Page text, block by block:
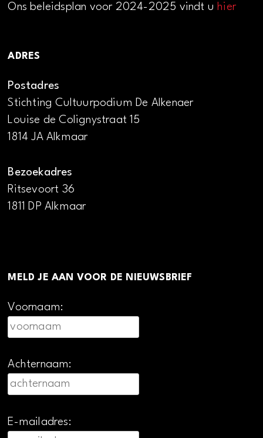
Ons beleidsplan voor 2024-2025 vindt uhier
ADRES
Postadres
Stichting Cultuurpodium De Alkenaer
Louise de Colignystraat 15
1814 JA Alkmaar
Bezoekadres
Ritsevoort 36
1811 DP Alkmaar
MELD JE AAN VOOR DE NIEUWSBRIEF
Voornaam:
Achternaam:
E-mailadres: